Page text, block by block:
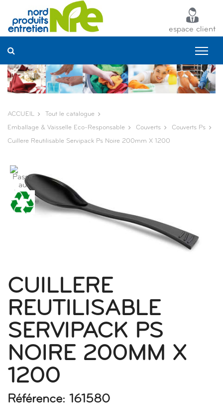
espace client
ACCUEIL Tout le catalogue
Emballage & Vaisselle Eco-Responsable Couverts Couverts Ps
Cuillere Reutilisable Servipack Ps Noire 200mm X 1200
CUILLERE
REUTILISABLE
SERVIPACK PS
NOIRE 200MM X
1200
Référence: 161580
Panneau de gestion des cookies